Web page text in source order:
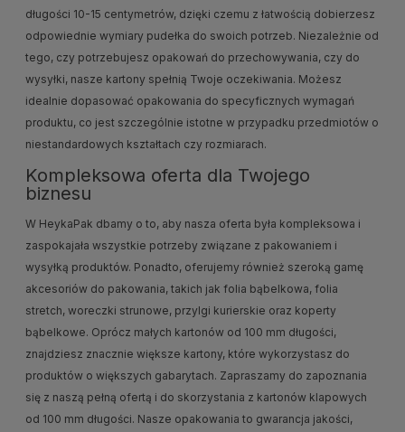
długości 10-15 centymetrów, dzięki czemu z łatwością dobierzesz
odpowiednie wymiary pudełka do swoich potrzeb. Niezależnie od
tego, czy potrzebujesz opakowań do przechowywania, czy do
wysyłki, nasze kartony spełnią Twoje oczekiwania. Możesz
idealnie dopasować opakowania do specyficznych wymagań
produktu, co jest szczególnie istotne w przypadku przedmiotów o
niestandardowych kształtach czy rozmiarach.
Kompleksowa oferta dla Twojego
biznesu
W HeykaPak dbamy o to, aby nasza oferta była kompleksowa i
zaspokajała wszystkie potrzeby związane z pakowaniem i
wysyłką produktów. Ponadto, oferujemy również szeroką gamę
akcesoriów do pakowania, takich jak folia bąbelkowa, folia
stretch, woreczki strunowe, przylgi kurierskie oraz koperty
bąbelkowe. Oprócz małych kartonów od 100 mm długości,
znajdziesz znacznie większe kartony, które wykorzystasz do
produktów o większych gabarytach. Zapraszamy do zapoznania
się z naszą pełną ofertą i do skorzystania z kartonów klapowych
od 100 mm długości. Nasze opakowania to gwarancja jakości,